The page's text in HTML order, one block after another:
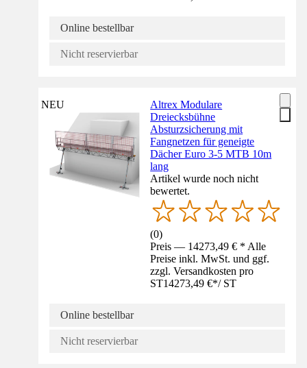
Online bestellbar
Nicht reservierbar
NEU
Altrex Modulare
Dreiecksbühne
Absturzsicherung mit
Fangnetzen für geneigte
Dächer Euro 3-5 MTB 10m
lang
Artikel wurde noch nicht
bewertet.
(0)
Preis — 14273,49 € * Alle
Preise inkl. MwSt. und ggf.
zzgl. Versandkosten pro
ST14273,49 €*/ ST
Online bestellbar
Nicht reservierbar